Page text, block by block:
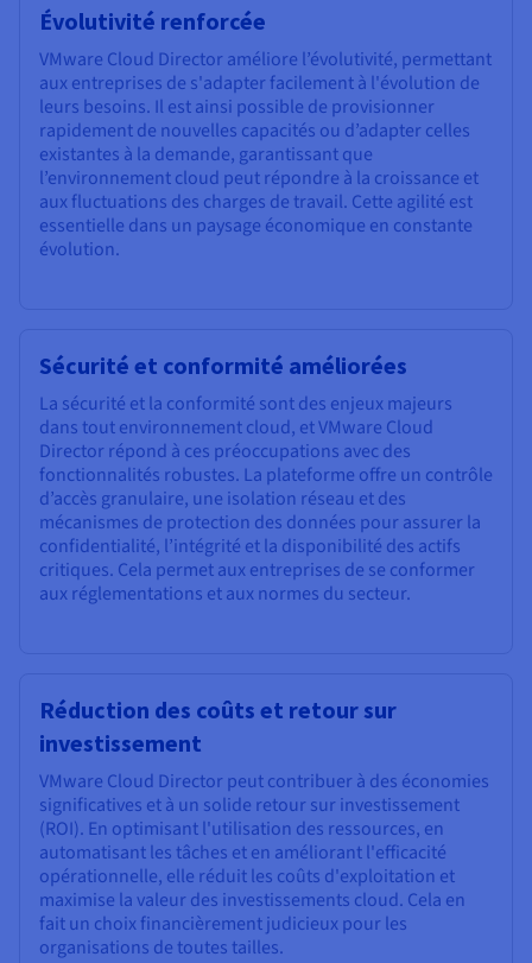
Évolutivité renforcée
VMware Cloud Director améliore l’évolutivité, permettant
aux entreprises de s'adapter facilement à l'évolution de
leurs besoins. Il est ainsi possible de provisionner
rapidement de nouvelles capacités ou d’adapter celles
existantes à la demande, garantissant que
l’environnement cloud peut répondre à la croissance et
aux fluctuations des charges de travail. Cette agilité est
essentielle dans un paysage économique en constante
évolution.
Sécurité et conformité améliorées
La sécurité et la conformité sont des enjeux majeurs
dans tout environnement cloud, et VMware Cloud
Director répond à ces préoccupations avec des
fonctionnalités robustes. La plateforme offre un contrôle
d’accès granulaire, une isolation réseau et des
mécanismes de protection des données pour assurer la
confidentialité, l’intégrité et la disponibilité des actifs
critiques. Cela permet aux entreprises de se conformer
aux réglementations et aux normes du secteur.
Réduction des coûts et retour sur
investissement
VMware Cloud Director peut contribuer à des économies
significatives et à un solide retour sur investissement
(ROI). En optimisant l'utilisation des ressources, en
automatisant les tâches et en améliorant l'efficacité
opérationnelle, elle réduit les coûts d'exploitation et
maximise la valeur des investissements cloud. Cela en
fait un choix financièrement judicieux pour les
organisations de toutes tailles.